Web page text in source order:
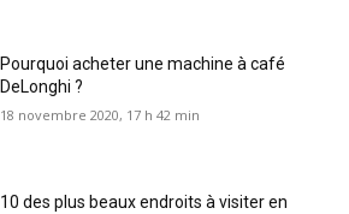
Pourquoi acheter une machine à café
DeLonghi ?
18 novembre 2020, 17 h 42 min
10 des plus beaux endroits à visiter en